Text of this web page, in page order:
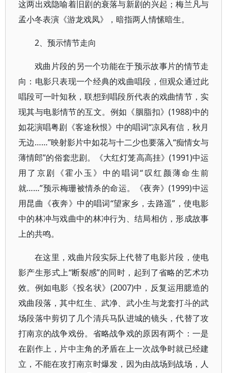
这两出戏隐喻着旧剧的衰落与新剧的兴起；梅兰凡与
孟小冬表演《游龙戏凤》，暗指两人情愫暗生。
2、预示情节走向
戏曲片段的另一个功能在于预示故事片的情节走
向：电影只表现一个经典的戏曲唱段，但观众通过此
唱段可一叶知秋，联想到唱段所代表的戏曲情节，实
现其与电影情节的互文。例如《胭脂扣》(1988)中的
如花演唱粤剧《客途秋恨》中的唱词“凉风有信，秋月
无边……”映射影片中如花与十二少也要落入“痴情女与
薄情郎”的俗套悲剧。《大红灯笼高高挂》(1991)中运
用了京剧《霍小玉》中的唱词“叹红颜薄命生前
就……”预示梅珊被情杀的命运。《夜奔》(1999)中运
用昆曲《夜奔》中的唱词“望家乡，去路遥”，使电影
中的林冲与戏曲中的林冲行为、结局相仿，形成故事
上的共鸣。
在这里，戏曲片段实际上代替了电影片段，使电
影产生形式上“断裂感”的同时，起到了省略的艺术功
效。例如电影《投名状》(2007)中，反复运用臆造的
戏曲段落，其中红生、武净、武小生与龙套打斗的武
场段落中剪切了几个清兵马队进城的镜头，代替了攻
打南京的战争戏份。省略战争戏的原因有两个：一是
在剧作上，片中主角的矛盾在上一次战争时就已经建
立，不能在攻打南京时爆发，因为由战场到战场，人